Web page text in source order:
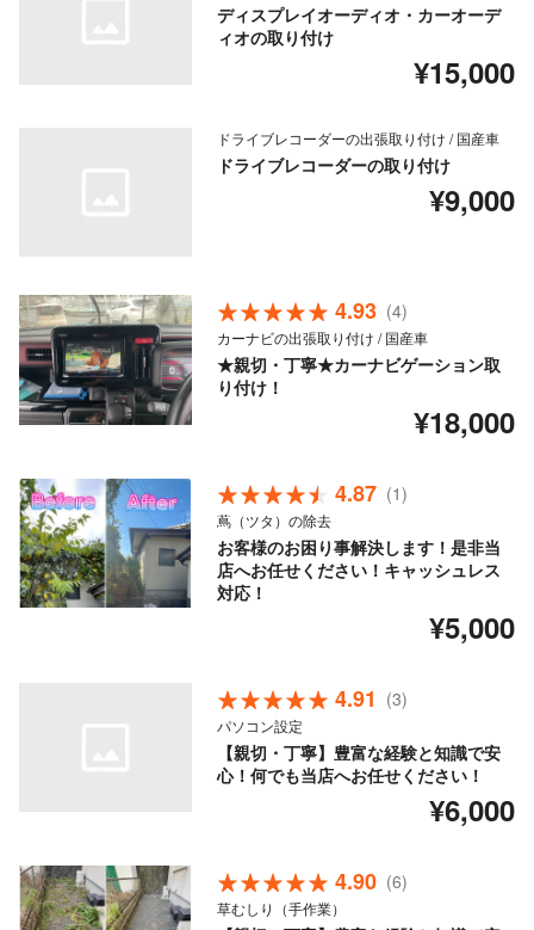
ディスプレイオーディオ・カーオーデ
ィオの取り付け
¥15,000
ドライブレコーダーの出張取り付け / 国産車
ドライブレコーダーの取り付け
¥9,000
4.93 (4)
カーナビの出張取り付け / 国産車
★親切・丁寧★カーナビゲーション取
り付け！
¥18,000
4.87 (1)
蔦（ツタ）の除去
お客様のお困り事解決します！是非当
店へお任せください！キャッシュレス
対応！
¥5,000
4.91 (3)
パソコン設定
【親切・丁寧】豊富な経験と知識で安
心！何でも当店へお任せください！
¥6,000
4.90 (6)
草むしり（手作業）